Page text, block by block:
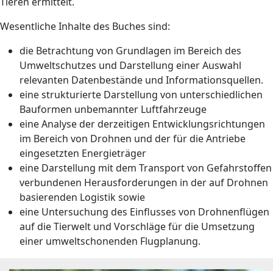
Wesentliche Inhalte des Buches sind:
die Betrachtung von Grundlagen im Bereich des
Umweltschutzes und Darstellung einer Auswahl
relevanten Datenbestände und Informationsquellen.
eine strukturierte Darstellung von unterschiedlichen
Bauformen unbemannter Luftfahrzeuge
eine Analyse der derzeitigen Entwicklungsrichtungen
im Bereich von Drohnen und der für die Antriebe
eingesetzten Energieträger
eine Darstellung mit dem Transport von Gefahrstoffen
verbundenen Herausforderungen in der auf Drohnen
basierenden Logistik sowie
eine Untersuchung des Einflusses von Drohnenflügen
auf die Tierwelt und Vorschläge für die Umsetzung
einer umweltschonenden Flugplanung.